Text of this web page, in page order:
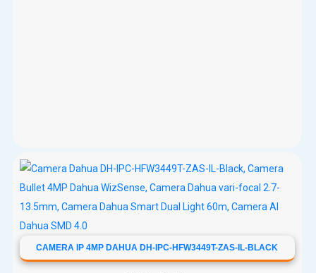
CAMERA IP 4MP DAHUA DH-IPC-HFW3449T-ZAS-IL-BLACK